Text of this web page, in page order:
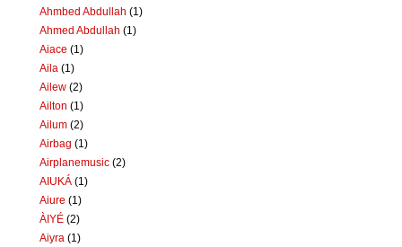
Ahmbed Abdullah (1)
Ahmed Abdullah (1)
Aiace (1)
Aila (1)
Ailew (2)
Ailton (1)
Ailum (2)
Airbag (1)
Airplanemusic (2)
AIUKÁ (1)
Aiure (1)
ÀIYÉ (2)
Aiyra (1)